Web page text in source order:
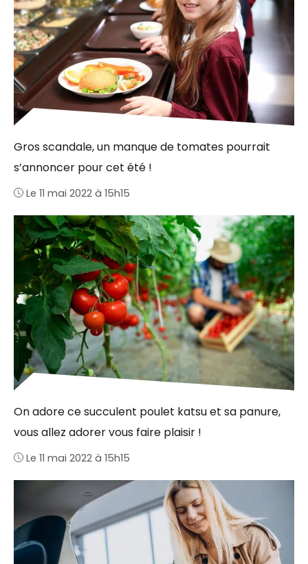
Gros scandale, un manque de tomates pourrait
s’annoncer pour cet été !
Le 11 mai 2022 à 15h15
On adore ce succulent poulet katsu et sa panure,
vous allez adorer vous faire plaisir !
Le 11 mai 2022 à 15h15